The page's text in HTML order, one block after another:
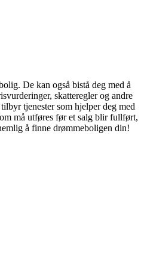
De kan også bistå deg med å
skatteregler og andre
tjenester som hjelper deg med
må utføres før et salg blir fullført,
å finne drømmeboligen din!